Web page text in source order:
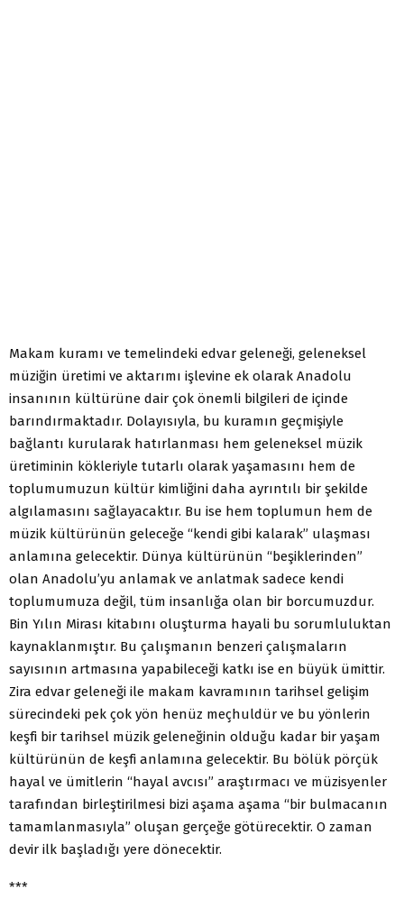
Makam kuramı ve temelindeki edvar geleneği, geleneksel
müziğin üretimi ve aktarımı işlevine ek olarak Anadolu
insanının kültürüne dair çok önemli bilgileri de içinde
barındırmaktadır. Dolayısıyla, bu kuramın geçmişiyle
bağlantı kurularak hatırlanması hem geleneksel müzik
üretiminin kökleriyle tutarlı olarak yaşamasını hem de
toplumumuzun kültür kimliğini daha ayrıntılı bir şekilde
algılamasını sağlayacaktır. Bu ise hem toplumun hem de
müzik kültürünün geleceğe “kendi gibi kalarak” ulaşması
anlamına gelecektir. Dünya kültürünün “beşiklerinden”
olan Anadolu’yu anlamak ve anlatmak sadece kendi
toplumumuza değil, tüm insanlığa olan bir borcumuzdur.
Bin Yılın Mirası kitabını oluşturma hayali bu sorumluluktan
kaynaklanmıştır. Bu çalışmanın benzeri çalışmaların
sayısının artmasına yapabileceği katkı ise en büyük ümittir.
Zira edvar geleneği ile makam kavramının tarihsel gelişim
sürecindeki pek çok yön henüz meçhuldür ve bu yönlerin
keşfi bir tarihsel müzik geleneğinin olduğu kadar bir yaşam
kültürünün de keşfi anlamına gelecektir. Bu bölük pörçük
hayal ve ümitlerin “hayal avcısı” araştırmacı ve müzisyenler
tarafından birleştirilmesi bizi aşama aşama “bir bulmacanın
tamamlanmasıyla” oluşan gerçeğe götürecektir. O zaman
devir ilk başladığı yere dönecektir.
***